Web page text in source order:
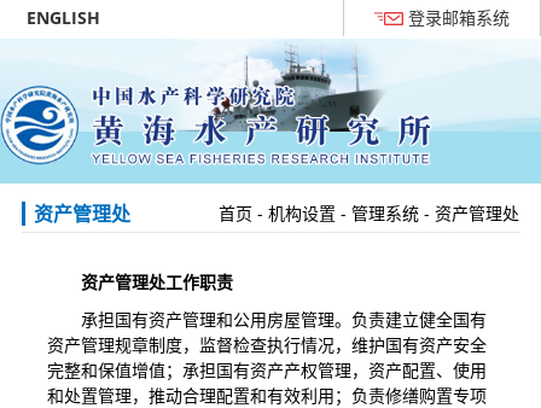
ENGLISH 登录邮箱系统
资产管理处 首页 -机构设置 -管理系统 -资产管理处
资产管理处工作职责
承担国有资产管理和公用房屋管理。负责建立健全国有
资产管理规章制度，监督检查执行情况，维护国有资产安全
完整和保值增值；承担国有资产产权管理，资产配置、使用
和处置管理，推动合理配置和有效利用；负责修缮购置专项